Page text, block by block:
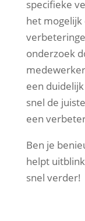
specifieke
het
onderzoek
een duidelijk
snel de
een
Ben je
helpt
snel verder!